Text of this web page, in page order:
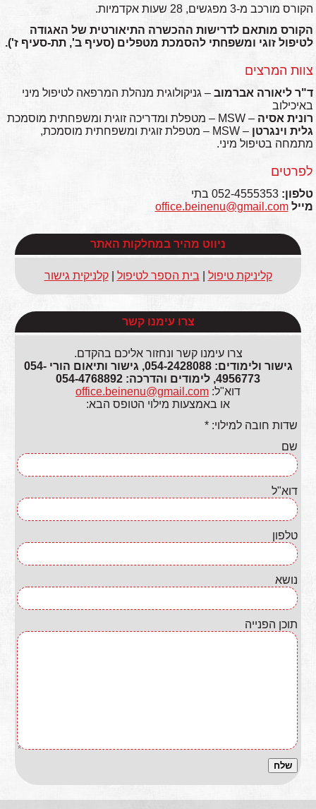
הקורס מורכב מ-3 מפגשים, 28 שעות אקדמיות.
הקורס מותאם לדרישות ההכשרה התיאורטית של האגודה
לטיפול זוגי ומשפחתי להסמכת מטפלים (סעיף ב', תת-סעיף ז').
צוות המרצים
ד"ר ליאורה אברמוב – גניקולוגית מנהלת המרפאה לטיפול מיני
באיכילוב
רונית אסיה – MSW – מטפלת ומדריכה זוגית ומשפחתית מוסמכת
גלית וינגרטן
– MSW – מטפלת זוגית ומשפחתית מוסמכת,
מתמחה בטיפול מיני.
לפרטים
טלפון: 052-4555353 בתי
מייל office.beinenu@gmail.com
ניווט מהיר במחלקות האתר
קליניקת טיפול בית הספר לטיפול |קלניקית גישור
צרו עימנו קשר
צרו עימנו קשר ונחזור אליכם בהקדם.
גישור ולימודים: 054-2428088, גישור ותיאום הורי 054-
4956773, לימודים והדרכה: 054-4768892
דוא"ל: office.beinenu@gmail.com
או באמצעות מילוי הטופס הבא:
שדות חובה למילוי: *
שם
דוא"ל
טלפון
נושא
תוכן הפנייה